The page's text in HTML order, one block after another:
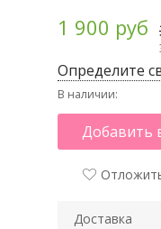
1 900 руб
Определите
В наличии:
Добавить
Доставка